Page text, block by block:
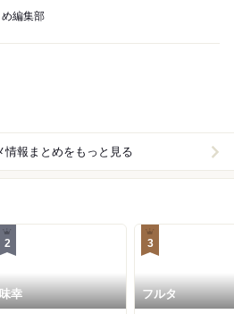
編集部
情報まとめをもっと見る
2
味幸
3
フルタ